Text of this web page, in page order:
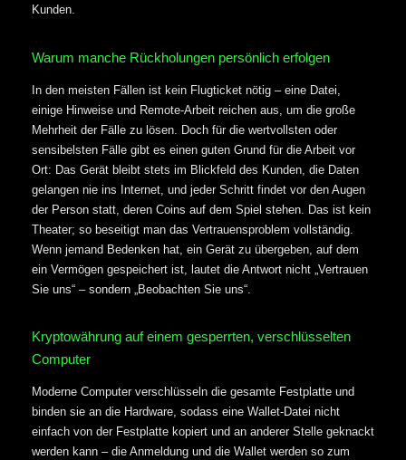
Kunden.
Warum manche Rückholungen persönlich erfolgen
In den meisten Fällen ist kein Flugticket nötig – eine Datei,
einige Hinweise und Remote-Arbeit reichen aus, um die große
Mehrheit der Fälle zu lösen. Doch für die wertvollsten oder
sensibelsten Fälle gibt es einen guten Grund für die Arbeit vor
Ort: Das Gerät bleibt stets im Blickfeld des Kunden, die Daten
gelangen nie ins Internet, und jeder Schritt findet vor den Augen
der Person statt, deren Coins auf dem Spiel stehen. Das ist kein
Theater; so beseitigt man das Vertrauensproblem vollständig.
Wenn jemand Bedenken hat, ein Gerät zu übergeben, auf dem
ein Vermögen gespeichert ist, lautet die Antwort nicht „Vertrauen
Sie uns“ – sondern „Beobachten Sie uns“.
Kryptowährung auf einem gesperrten, verschlüsselten
Computer
Moderne Computer verschlüsseln die gesamte Festplatte und
binden sie an die Hardware, sodass eine Wallet-Datei nicht
einfach von der Festplatte kopiert und an anderer Stelle geknackt
werden kann – die Anmeldung und die Wallet werden so zum